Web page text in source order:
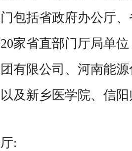
包括省政府办公厅
家省直部门厅局单
有限公司、河南能
及新乡医学院、信
: